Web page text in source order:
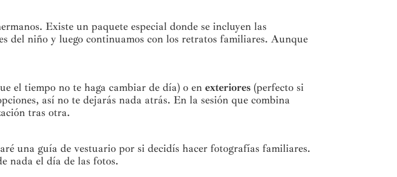
Existe un paquete especial donde se incluyen las
del niño y luego continuamos con los retratos familiares. Aunque
el tiempo no te haga cambiar de día) o enexteriores (perfecto si
así no te dejarás nada atrás. En la sesión que combina
tras otra.
una guía de vestuario por si decidís hacer fotografías familiares.
nada el día de las fotos.